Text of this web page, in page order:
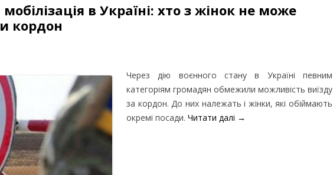
в Україні: хто з жінок не може
кордон
Через дію воєнного стану в Україні певним
категоріям громадян обмежили можливість виїзду
за кордон. До них належать і жінки, які обіймають
окремі посади. Читати далі →